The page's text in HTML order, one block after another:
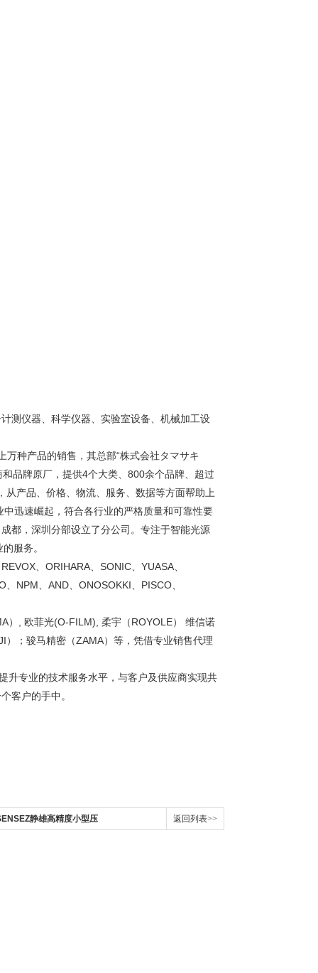
测仪器、科学仪器、实验室设备、机械加工设
种产品的销售，其总部“株式会社タマサキ
品牌原厂，提供4个大类、800余个品牌、超过
产品、价格、物流、服务、数据等方面帮助上
迅速崛起，符合各行业的严格质量和可靠性要
都，深圳分部设立了分公司。专注于智能光源
服务。
、ORIHARA、SONIC、YUASA、
NPM、AND、ONOSOKKI、PISCO、
）, 欧菲光(O-FILM), 柔宇（ROYOLE） 维信诺
；骏马精密（ZAMA）等，凭借专业销售代理
升专业的技术服务水平，与客户及供应商实现共
客户的手中。
静雄高精度小型压 返回列表>>